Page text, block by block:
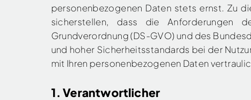
personenbezogenen Daten stets ernst. Zu
sicherstellen, dass die Anforderungen
Grundverordnung (DS-GVO) und des
und hoher Sicherheitsstandards bei der
mit Ihren personenbezogenen Daten
1. Verantwortlicher